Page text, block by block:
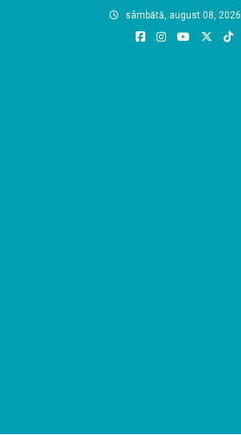
sâmbătă, august 08, 2026